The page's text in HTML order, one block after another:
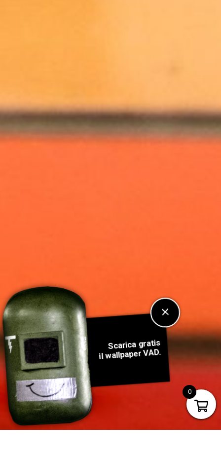
0
Scarica gratis
il wallpaper VAD.
Clicca qui!